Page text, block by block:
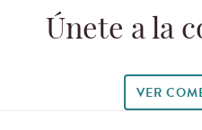
Únete a la
VER